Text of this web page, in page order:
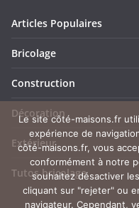
Articles Populaires
Bricolage
Construction
Décoration
Extérieur
Tutos bricolage
Le site côté-maisons.fr
expérience de
côté-maisons.fr, vous
conformément à notre
souhaitez désactiver
cliquant sur "rejeter" ou
navigateur. Cependant,